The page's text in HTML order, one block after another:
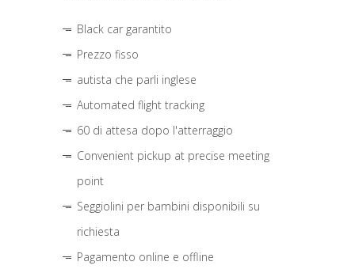
Black car garantito
Prezzo fisso
autista che parli inglese
Automated flight tracking
60 di attesa dopo l'atterraggio
Convenient pickup at precise meeting
point
Seggiolini per bambini disponibili su
richiesta
Pagamento online e offline